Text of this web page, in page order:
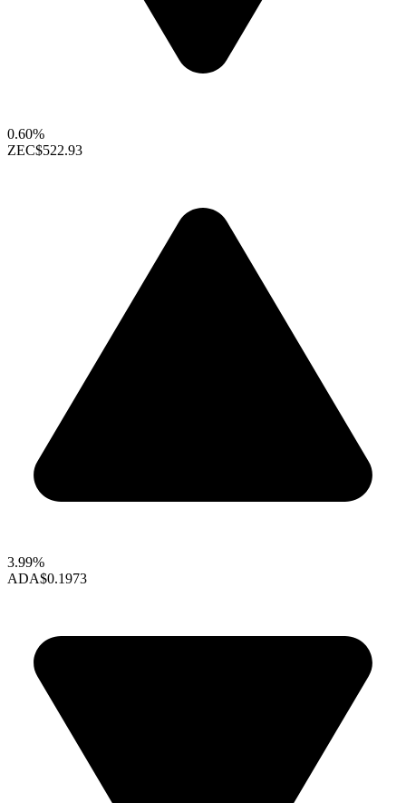
0.60%
ZEC$522.93
3.99%
ADA$0.1973